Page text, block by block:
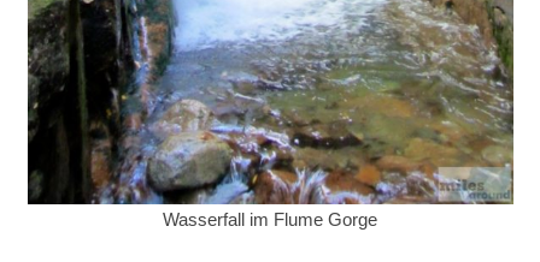
Wasserfall im Flume Gorge